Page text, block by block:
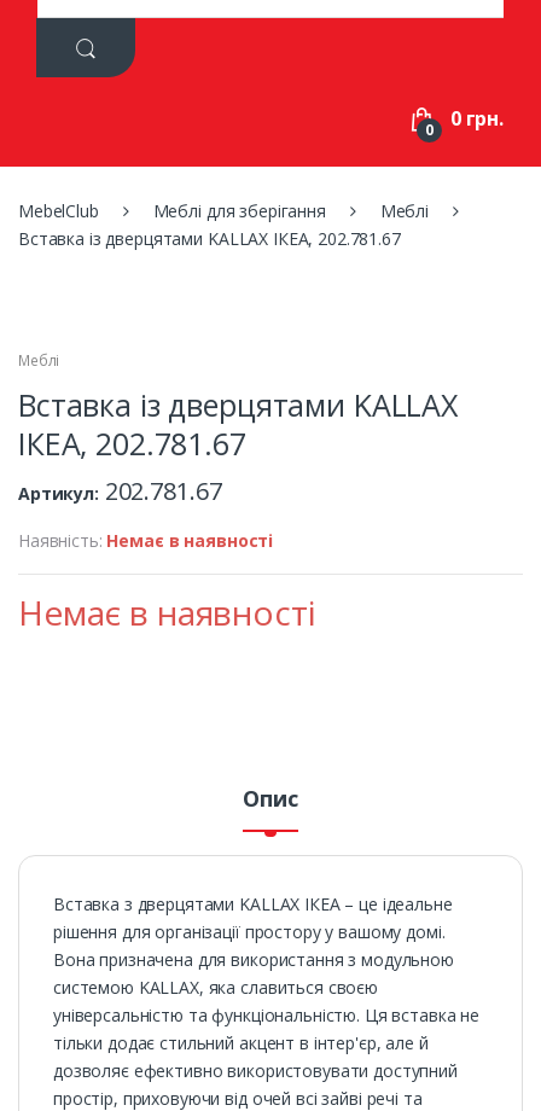
h
:
0 0 грн.
MebelClub Меблі для зберігання
Меблі
Вставка із дверцятами KALLAX ІКЕА, 202.781.67
Меблі
Вставка із дверцятами KALLAX
ІКЕА, 202.781.67
Артикул: 202.781.67
Наявність: Немає в наявності
Немає в наявності
Опис
Вставка з дверцятами KALLAX ІКЕА – це ідеальне
рішення для організації простору у вашому домі.
Вона призначена для використання з модульною
системою KALLAX, яка славиться своєю
універсальністю та функціональністю. Ця вставка не
тільки додає стильний акцент в інтер'єр, але й
дозволяє ефективно використовувати доступний
простір, приховуючи від очей всі зайві речі та